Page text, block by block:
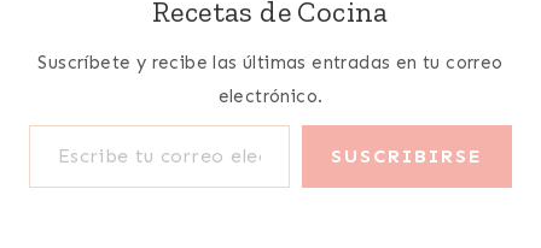
Recetas de Cocina
Suscríbete y recibe las últimas entradas en tu correo
electrónico.
Escribe tu correo electrónico…
SUSCRIBIRSE